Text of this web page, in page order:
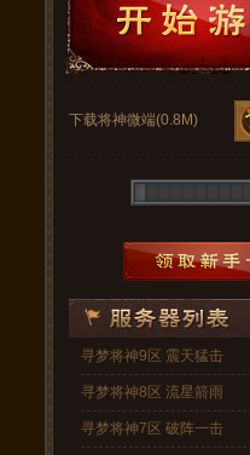
下载将神微端(0.8M)
寻梦将神9区 震天猛击
寻梦将神8区 流星箭雨
寻梦将神7区 破阵一击